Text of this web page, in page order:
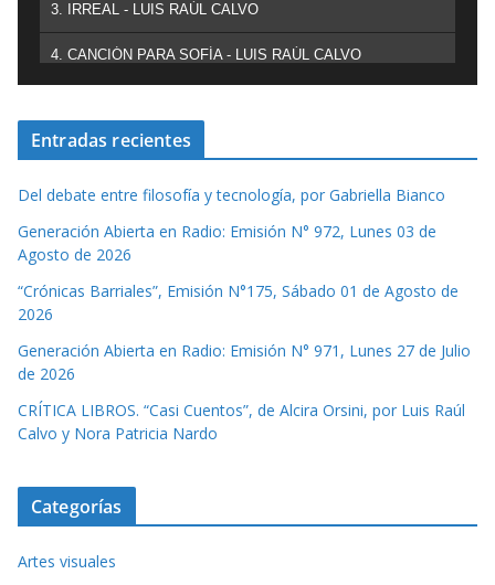
3. IRREAL - LUIS RAÚL CALVO
4. CANCIÓN PARA SOFÍA - LUIS RAÚL CALVO
Entradas recientes
Del debate entre filosofía y tecnología, por Gabriella Bianco
Generación Abierta en Radio: Emisión N° 972, Lunes 03 de
Agosto de 2026
“Crónicas Barriales”, Emisión N°175, Sábado 01 de Agosto de
2026
Generación Abierta en Radio: Emisión N° 971, Lunes 27 de Julio
de 2026
CRÍTICA LIBROS. “Casi Cuentos”, de Alcira Orsini, por Luis Raúl
Calvo y Nora Patricia Nardo
Categorías
Artes visuales